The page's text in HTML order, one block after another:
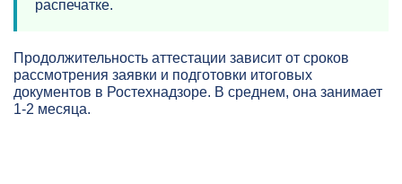
распечатке.
Продолжительность аттестации зависит от сроков
рассмотрения заявки и подготовки итоговых
документов в Ростехнадзоре. В среднем, она занимает
1-2 месяца.